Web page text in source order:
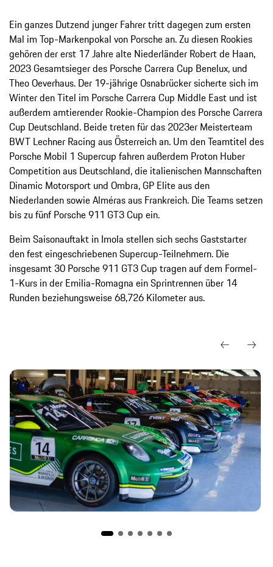
Ein ganzes Dutzend junger Fahrer tritt dagegen zum ersten
Mal im Top-Markenpokal von Porsche an. Zu diesen Rookies
gehören der erst 17 Jahre alte Niederländer Robert de Haan,
2023 Gesamtsieger des Porsche Carrera Cup Benelux, und
Theo Oeverhaus. Der 19-jährige Osnabrücker sicherte sich im
Winter den Titel im Porsche Carrera Cup Middle East und ist
außerdem amtierender Rookie-Champion des Porsche Carrera
Cup Deutschland. Beide treten für das 2023er Meisterteam
BWT Lechner Racing aus Österreich an. Um den Teamtitel des
Porsche Mobil 1 Supercup fahren außerdem Proton Huber
Competition aus Deutschland, die italienischen Mannschaften
Dinamic Motorsport und Ombra, GP Elite aus den
Niederlanden sowie Alméras aus Frankreich. Die Teams setzen
bis zu fünf Porsche 911 GT3 Cup ein.
Beim Saisonauftakt in Imola stellen sich sechs Gaststarter
den fest eingeschriebenen Supercup-Teilnehmern. Die
insgesamt 30 Porsche 911 GT3 Cup tragen auf dem Formel-
1-Kurs in der Emilia-Romagna ein Sprintrennen über 14
Runden beziehungsweise 68,726 Kilometer aus.